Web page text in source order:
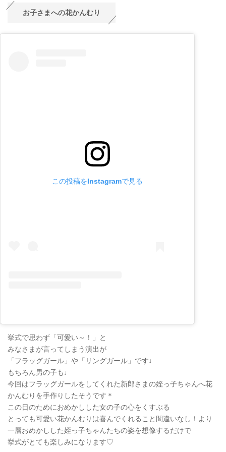
お子さまへの花かんむり
この投稿をInstagramで見る
挙式で思わず「可愛い～！」と
みなさまが言ってしまう演出が
「フラッグガール」や「リングガール」です♩
もちろん男の子も♩
今回はフラッグガールをしてくれた新郎さまの姪っ子ちゃんへ花
かんむりを手作りしたそうです＊
この日のためにおめかしした女の子の心をくすぶる
とっても可愛い花かんむりは喜んでくれること間違いなし！より
一層おめかしした姪っ子ちゃんたちの姿を想像するだけで
挙式がとても楽しみになります♡